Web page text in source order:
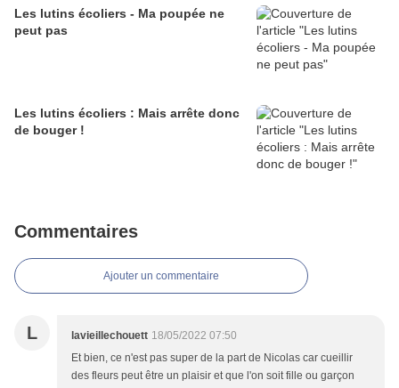
Les lutins écoliers - Ma poupée ne
peut pas
Les lutins écoliers : Mais arrête donc
de bouger !
Commentaires
Ajouter un commentaire
L lavieillechouett 18/05/2022 07:50
Et bien, ce n'est pas super de la part de Nicolas car cueillir
des fleurs peut être un plaisir et que l'on soit fille ou garçon